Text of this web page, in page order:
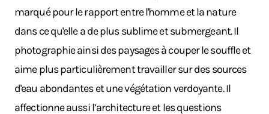
marqué pour le rapport entre l'homme et la nature
dans ce qu'elle a de plus sublime et submergeant. Il
photographie ainsi des paysages à couper le souffle et
aime plus particulièrement travailler sur des sources
d'eau abondantes et une végétation verdoyante. Il
affectionne aussi l’architecture et les questions